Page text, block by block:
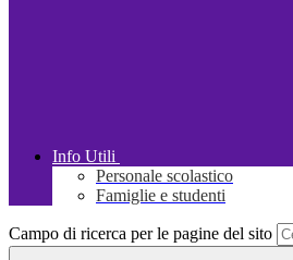
Info Utili
Personale scolastico
Famiglie e studenti
Campo di ricerca per le pagine del sito